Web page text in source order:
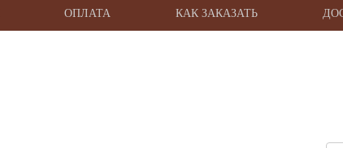
ОПЛАТА КАК ЗАКАЗАТЬ